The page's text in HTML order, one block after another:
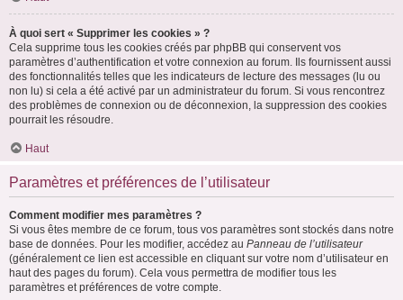
À quoi sert « Supprimer les cookies » ?
Cela supprime tous les cookies créés par phpBB qui conservent vos
paramètres d’authentification et votre connexion au forum. Ils fournissent aussi
des fonctionnalités telles que les indicateurs de lecture des messages (lu ou
non lu) si cela a été activé par un administrateur du forum. Si vous rencontrez
des problèmes de connexion ou de déconnexion, la suppression des cookies
pourrait les résoudre.
Haut
Paramètres et préférences de l’utilisateur
Comment modifier mes paramètres ?
Si vous êtes membre de ce forum, tous vos paramètres sont stockés dans notre
base de données. Pour les modifier, accédez au Panneau de l’utilisateur
(généralement ce lien est accessible en cliquant sur votre nom d’utilisateur en
haut des pages du forum). Cela vous permettra de modifier tous les
paramètres et préférences de votre compte.